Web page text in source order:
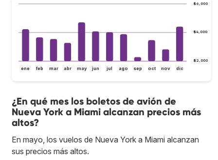
$2,000
$4,000
$6,000
ene feb mar abr may jun jul ago sep oct nov dic
¿En qué mes los boletos de avión de
Nueva York a Miami alcanzan precios más
altos?
En mayo, los vuelos de Nueva York a Miami alcanzan
sus precios más altos.